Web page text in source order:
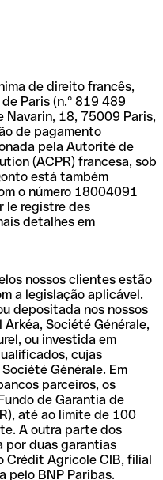
de direito francês,
Paris (n.º 819 489
Navarin, 18, 75009 Paris,
de pagamento
pela Autorité de
(ACPR) francesa, sob
está também
o número 18004091
le registre des
detalhes em
nossos clientes estão
a legislação aplicável.
depositada nos nossos
Société Générale,
ou investida em
cujas
Générale. Em
parceiros, os
de Garantia de
até ao limite de 100
A outra parte dos
duas garantias
Crédit Agricole CIB, filial
pelo BNP Paribas.